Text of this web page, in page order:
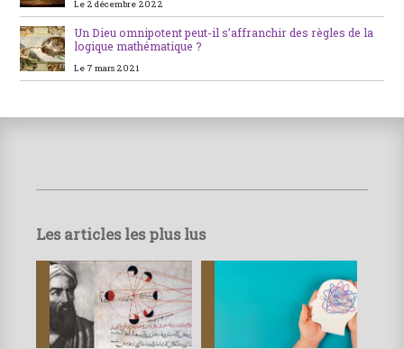
Le 2 décembre 2022
Un Dieu omnipotent peut-il s’affranchir des règles de la
logique mathématique ?
Le 7 mars 2021
Les articles les plus lus